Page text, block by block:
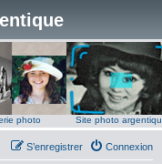
photo Site photo
Connexion
S’enregistrer